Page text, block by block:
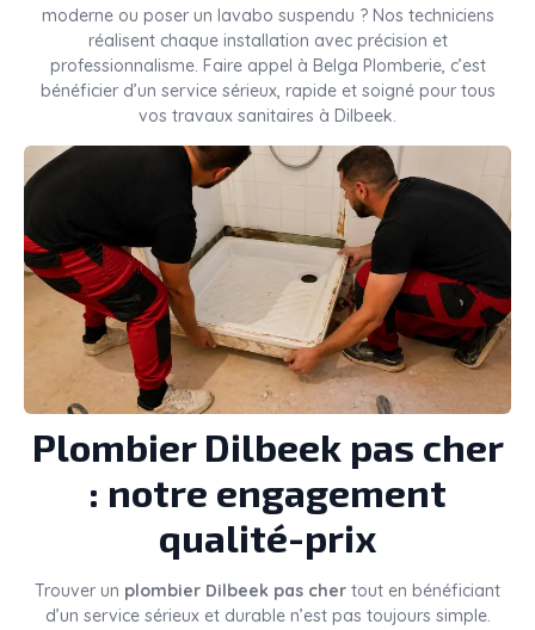
moderne ou poser un lavabo suspendu ? Nos techniciens
réalisent chaque installation avec précision et
professionnalisme. Faire appel à Belga Plomberie, c’est
bénéficier d’un service sérieux, rapide et soigné pour tous
vos travaux sanitaires à Dilbeek.
Plombier Dilbeek pas cher
: notre engagement
qualité-prix
Trouver un plombier Dilbeek pas cher tout en bénéficiant
d’un service sérieux et durable n’est pas toujours simple.